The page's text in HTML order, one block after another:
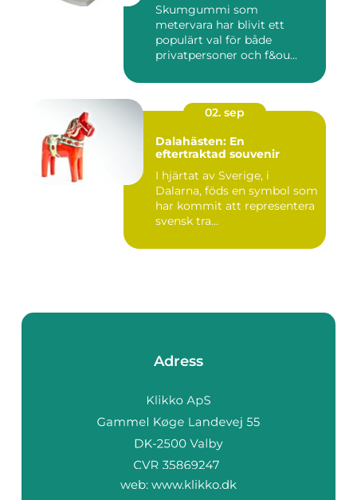
Skumgummi som
metervara har blivit ett
populärt val för både
privatpersoner och f&ou...
02. sep
Dalahästen: En
eftertraktad souvenir
I hjärtat av Sverige, i
Dalarna, föds en symbol som
har kommit att representera
svensk tra...
Adress
web: www.klikko.dk